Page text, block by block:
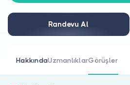
Doktor musunuz?
Randevu Al
HakkındaUzmanlıklarGörüşler